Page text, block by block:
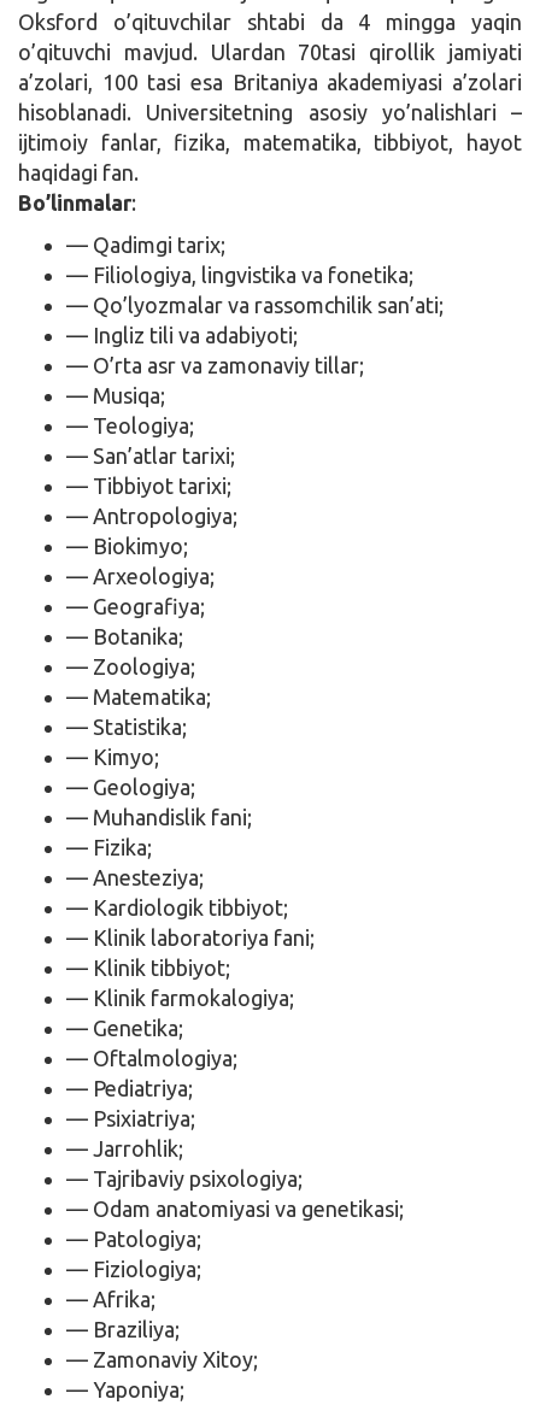
Oksford o’qituvchilar shtabi da 4 mingga yaqin
o’qituvchi mavjud. Ulardan 70tasi qirollik jamiyati
a’zolari, 100 tasi esa Britaniya akademiyasi a’zolari
hisoblanadi. Universitetning asosiy yo’nalishlari –
ijtimoiy fanlar, fizika, matematika, tibbiyot, hayot
haqidagi fan.
Bo’linmalar:
— Qadimgi tarix;
— Filiologiya, lingvistika va fonetika;
— Qo’lyozmalar va rassomchilik san’ati;
— Ingliz tili va adabiyoti;
— O’rta asr va zamonaviy tillar;
— Musiqa;
— Teologiya;
— San’atlar tarixi;
— Tibbiyot tarixi;
— Antropologiya;
— Biokimyo;
— Arxeologiya;
— Geografiya;
— Botanika;
— Zoologiya;
— Matematika;
— Statistika;
— Kimyo;
— Geologiya;
— Muhandislik fani;
— Fizika;
— Anesteziya;
— Kardiologik tibbiyot;
— Klinik laboratoriya fani;
— Klinik tibbiyot;
— Klinik farmokalogiya;
— Genetika;
— Oftalmologiya;
— Pediatriya;
— Psixiatriya;
— Jarrohlik;
— Tajribaviy psixologiya;
— Odam anatomiyasi va genetikasi;
— Patologiya;
— Fiziologiya;
— Afrika;
— Braziliya;
— Zamonaviy Xitoy;
— Yaponiya;